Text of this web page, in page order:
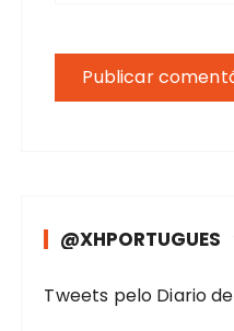
@XHPORTUGUES
Tweets pelo Diario